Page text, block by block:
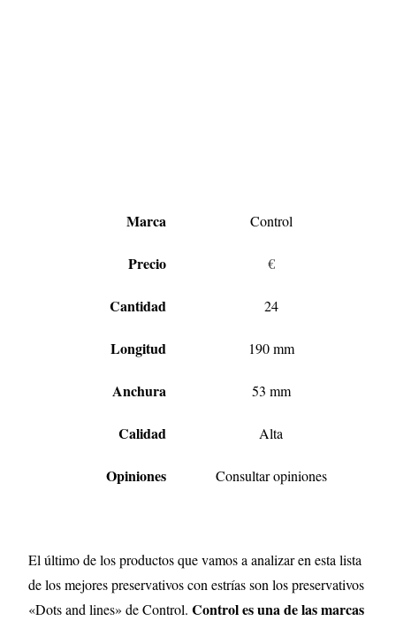
Marca Control
Precio €
Cantidad 24
Longitud 190 mm
Anchura 53 mm
Calidad Alta
Opiniones Consultar opiniones
El último de los productos que vamos a analizar en esta lista
de los mejores preservativos con estrías son los preservativos
«Dots and lines» de Control.Control es una de las marcas